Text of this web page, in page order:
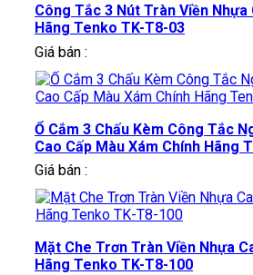
Công Tắc 3 Nút Tràn Viền Nhựa
Hãng Tenko TK-T8-03
Giá bán :
Ổ Cắm 3 Chấu Kèm Công Tắc
Cao Cấp Màu Xám Chính Hãng
Giá bán :
Mặt Che Trơn Tràn Viền Nhựa
Hãng Tenko TK-T8-100